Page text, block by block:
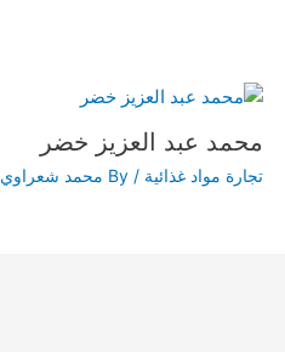
محمد عبد العزيز خضر
تجارة مواد غذائية / By محمد شعراوي